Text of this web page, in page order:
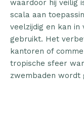
waardoor hij veilig
scala aan
veelzijdig en kan in
gebruikt. Het
kantoren of
tropische sfeer
zwembaden wordt